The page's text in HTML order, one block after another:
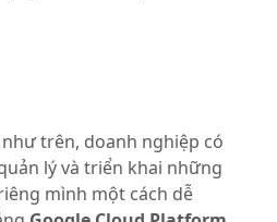
trên, doanh nghiệp có
lý và triển khai những
mình một cách dễ